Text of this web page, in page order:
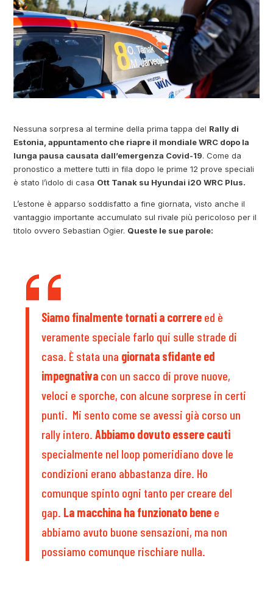
Nessuna sorpresa al termine della prima tappa del Rally di
Estonia, appuntamento che riapre il mondiale WRC dopo la
lunga pausa causata dall’emergenza Covid-19. Come da
pronostico a mettere tutti in fila dopo le prime 12 prove speciali
è stato l’idolo di casa Ott Tanak su Hyundai i20 WRC Plus.
L’estone è apparso soddisfatto a fine giornata, visto anche il
vantaggio importante accumulato sul rivale più pericoloso per il
titolo ovvero Sebastian Ogier. Queste le sue parole:
Siamo finalmente tornati a correre ed è
veramente speciale farlo qui sulle strade di
casa. È stata una giornata sfidante ed
impegnativa con un sacco di prove nuove,
veloci e sporche, con alcune sorprese in certi
punti. Mi sento come se avessi già corso un
rally intero.Abbiamo dovuto essere cauti
specialmente nel loop pomeridiano dove le
condizioni erano abbastanza dire. Ho
comunque spinto ogni tanto per creare del
gap. La macchina ha funzionato bene e
abbiamo avuto buone sensazioni, ma non
possiamo comunque rischiare nulla.